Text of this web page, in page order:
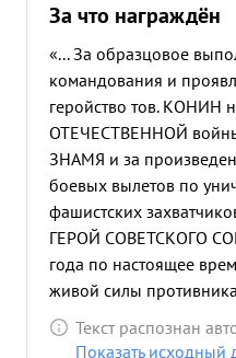
За что награждён
«... За образцовое
командования и
геройство тов. КОНИН
ОТЕЧЕСТВЕННОЙ
ЗНАМЯ и за
боевых вылетов по
фашистских
ГЕРОЙ СОВЕТСКОГО
года по настоящее
живой силы
произвел 70 успешных
и повредив при этом:
Текст распознан
Показать исходный